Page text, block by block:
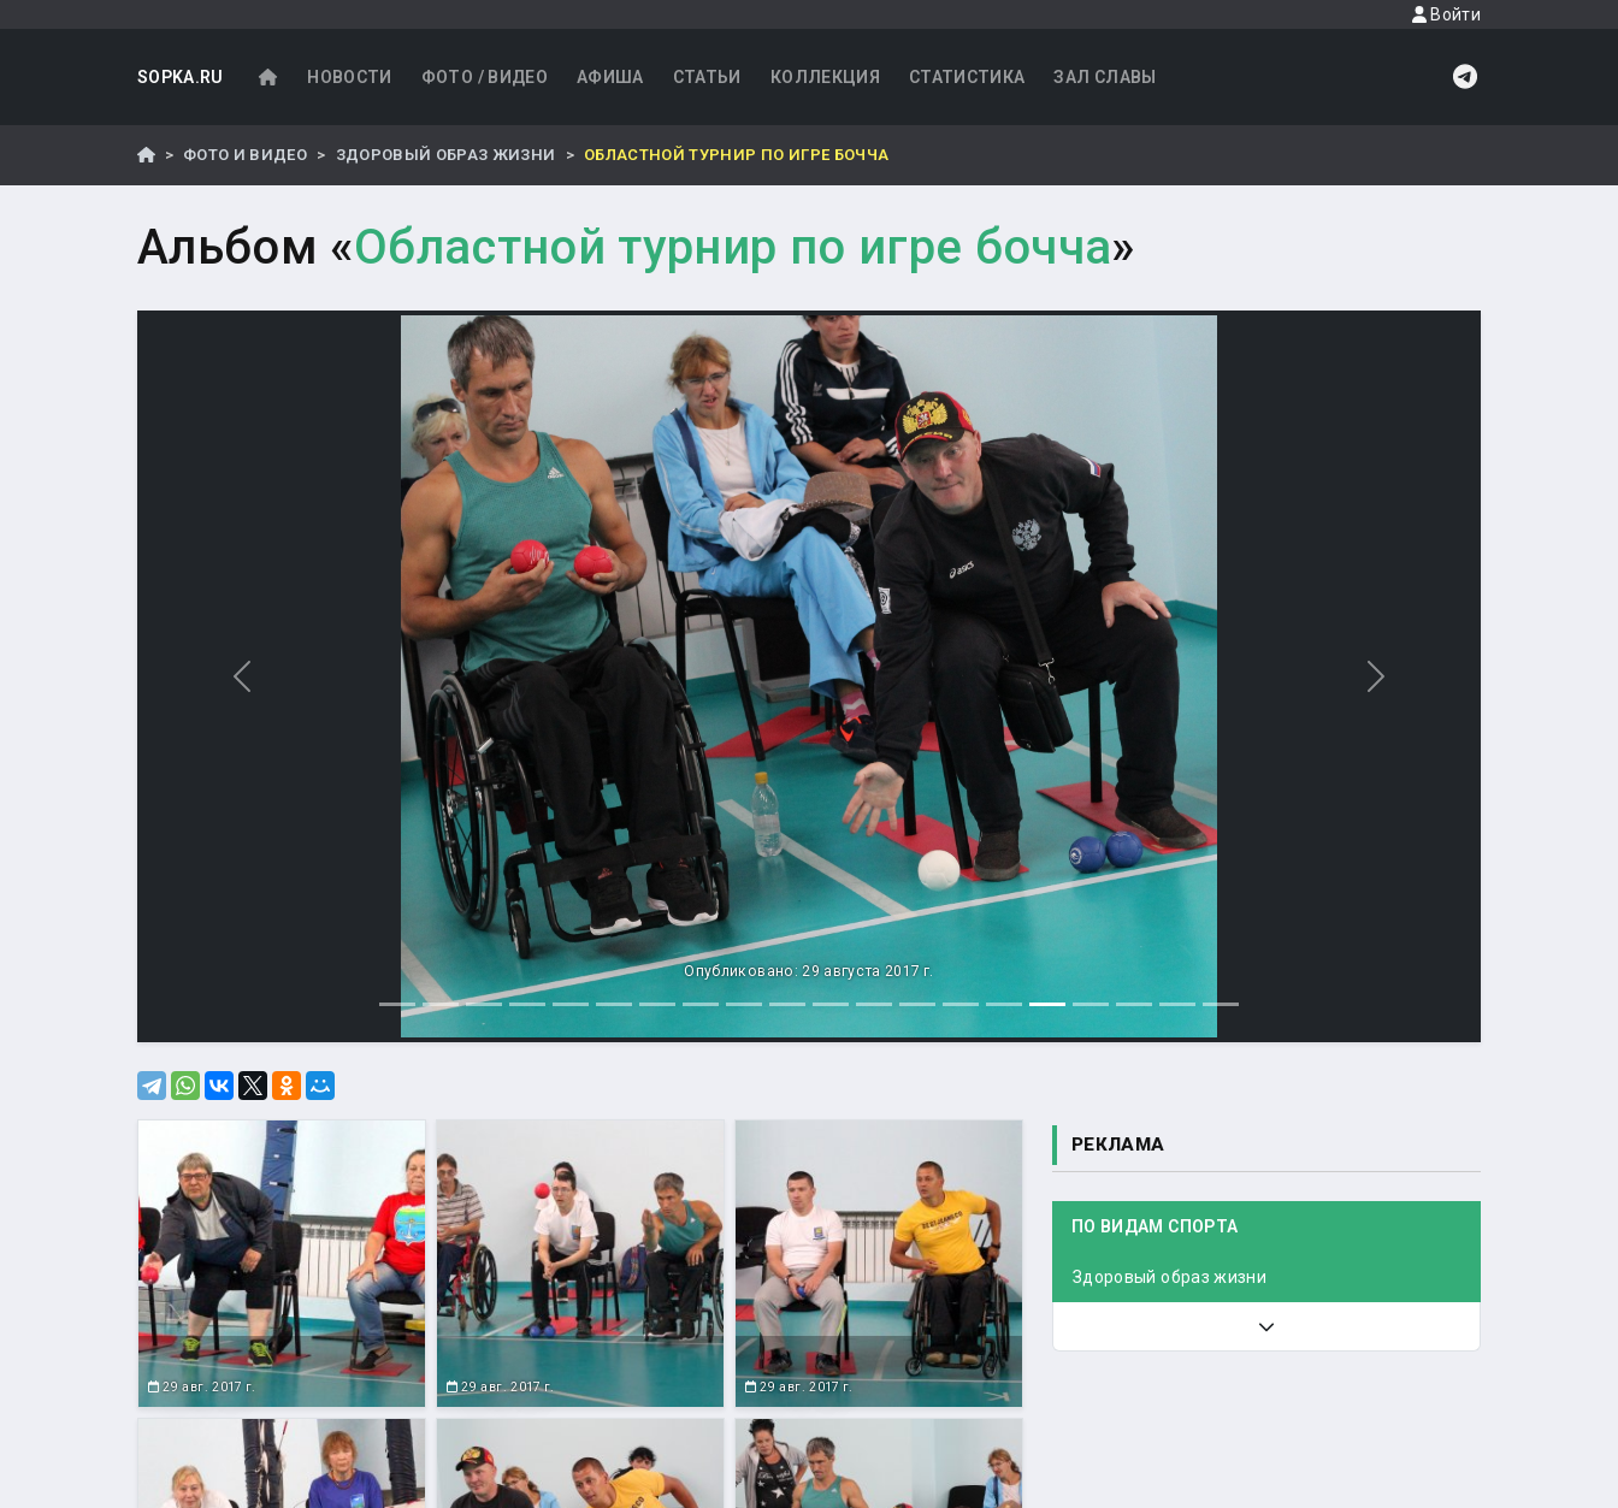
Войти
SOPKA.RU НОВОСТИ ФОТО / ВИДЕО АФИША СТАТЬИ КОЛЛЕКЦИЯ СТАТИСТИКА ЗАЛ СЛАВЫ
ФОТО И ВИДЕО ЗДОРОВЫЙ ОБРАЗ ЖИЗНИ ОБЛАСТНОЙ ТУРНИР ПО ИГРЕ БОЧЧА
Альбом «Областной турнир по игре бочча»
Опубликовано: 29 августа 2017 г.
Назад Вперед
29 авг. 2017 г. 29 авг. 2017 г. 29 авг. 2017 г.
РЕКЛАМА
ПО ВИДАМ СПОРТА
Здоровый образ жизни